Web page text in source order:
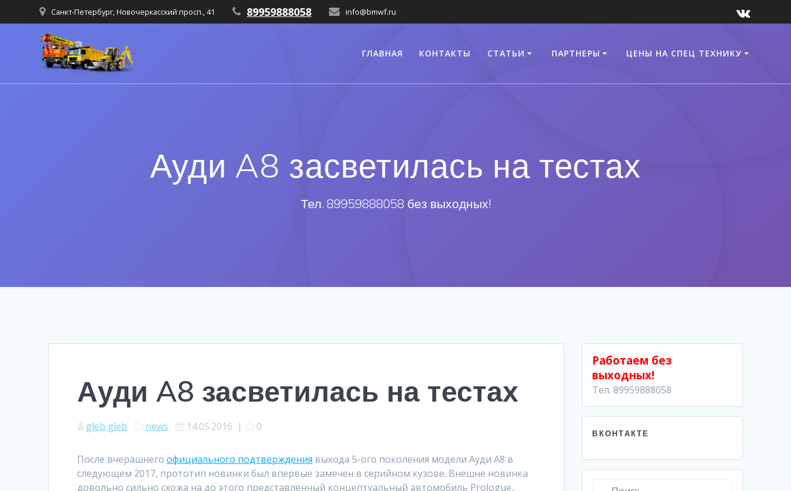
Санкт-Петербург, Новочеркасский просп., 41 89959888058 info@bmwf.ru
ГЛАВНАЯ КОНТАКТЫ СТАТЬИ ПАРТНЕРЫ ЦЕНЫ НА СПЕЦ ТЕХНИКУ
Ауди A8 засветилась на тестах
Тел. 89959888058 без выходных!
Ауди A8 засветилась на тестах
gleb gleb news 14.05.2016 | 0
После вчерашнегоофициального подтверждения выхода 5-ого поколения модели Ауди A8 в
следующем 2017, прототип новинки был впервые замечен в серийном кузове. Внешне новинка
довольно сильно схожа на до этого представленный концептуальный автомобиль Prologue,
Работаем без
выходных!
Тел. 89959888058
ВКОНТАКТЕ
Найти: